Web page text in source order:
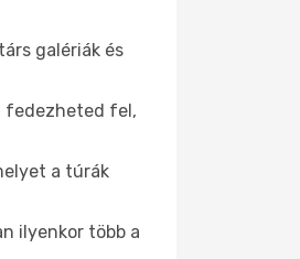
galériák és
fedezheted fel,
a túrák
ilyenkor több a